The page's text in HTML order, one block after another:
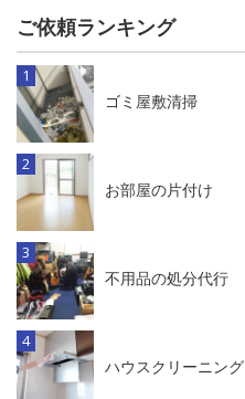
ご依頼ランキング
ゴミ屋敷清掃
お部屋の片付け
不用品の処分代行
ハウスクリーニング